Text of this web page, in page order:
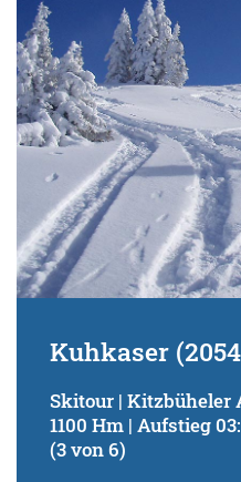
Kuhkaser
Skitour | Kitzbüheler
1100 Hm | Aufstieg
(3 von 6)